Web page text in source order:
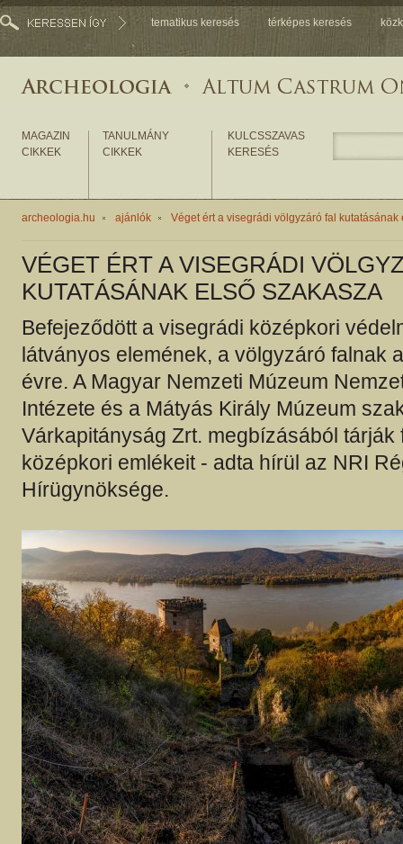
tematikus keresés térképes keresés
MAGAZIN
CIKKEK
TANULMÁNY
CIKKEK
KULCSSZAVAS
KERESÉS
archeologia.hu ajánlók Véget ért a visegrádi völgyzáró fal kutatásának
VÉGET ÉRT A VISEGRÁDI
KUTATÁSÁNAK ELSŐ SZAKASZA
Befejeződött a visegrádi középkori
látványos elemének, a völgyzáró falnak
évre. A Magyar Nemzeti Múzeum
Intézete és a Mátyás Király Múzeum
Várkapitányság Zrt. megbízásából tárják
középkori emlékeit - adta hírül az NRI
Hírügynöksége.